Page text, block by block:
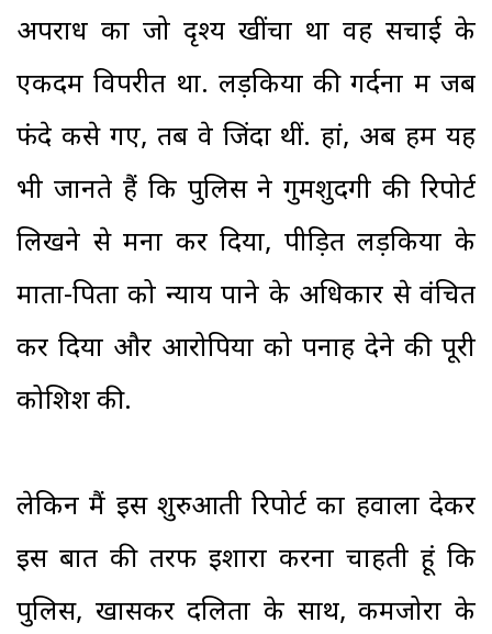
अपराध का जो दृश्य खींचा था वह सचाई के
एकदम विपरीत था. लड़कियों की गर्दनों में जब
फंदे कसे गए, तब वे जिंदा थीं. हां, अब हम यह
भी जानते हैं कि पुलिस ने गुमशुदगी की रिपोर्ट
लिखने से मना कर दिया, पीड़ित लड़कियों के
माता-पिता को न्याय पाने के अधिकार से वंचित
कर दिया और आरोपियों को पनाह देने की पूरी
कोशिश की.
लेकिन मैं इस शुरुआती रिपोर्ट का हवाला देकर
इस बात की तरफ इशारा करना चाहती हूं कि
पुलिस, खासकर दलितों के साथ, कमजोरों के